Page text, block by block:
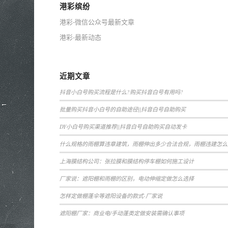
港彩缤纷
港彩-微信公众号最新文章
港彩-最新动态
近期文章
抖音小白号购买流程是什么?购买抖音白号有用吗?
批量购买抖音小白号的自助途径||抖音白号自助购买
DY小白号购买渠道推荐||抖音白号自助购买自动发卡
什么规格的雨棚算违章建筑，雨棚伸出多少合法合规，雨棚违建怎
上海膜结构公司：张拉膜和膜结构停车棚如何施工设计
厂家说：遮阳棚和雨棚的区别，电动伸缩定做怎么选择
怎样定做棚蓬伞等遮阳设备的款式-厂家说
遮阳棚厂家：商业电/手动蓬类定做安装需确认事项